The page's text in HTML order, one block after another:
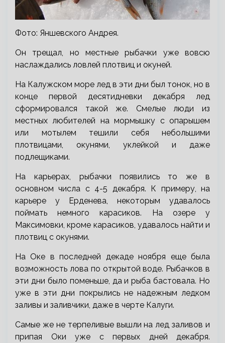
Фото: Яншевского Андрея.
Он трещал, но местные рыбачки уже вовсю
наслаждались ловлей плотвиц и окуней.
На Калужском море лед в эти дни был тонок, но в
конце первой десятидневки декабря лед
сформировался такой же. Смелые люди из
местных любителей на мормышку с опарышем
или мотылем тешили себя небольшими
плотвицами, окунями, уклейкой и даже
подлещиками.
На карьерах, рыбачки появились то же в
основном числа с 4-5 декабря. К примеру, на
карьере у Ерденева, некоторым удавалось
поймать немного карасиков. На озере у
Максимовки, кроме карасиков, удавалось найти и
плотвиц с окунями.
На Оке в последней декаде ноября еще была
возможность лова по открытой воде. Рыбачков в
эти дни было поменьше, да и рыба бастовала. Но
уже в эти дни покрылись не надежным ледком
заливы и заливчики, даже в черте Калуги.
Самые же не терпеливые вышли на лед заливов и
припая Оки уже с первых дней декабря.